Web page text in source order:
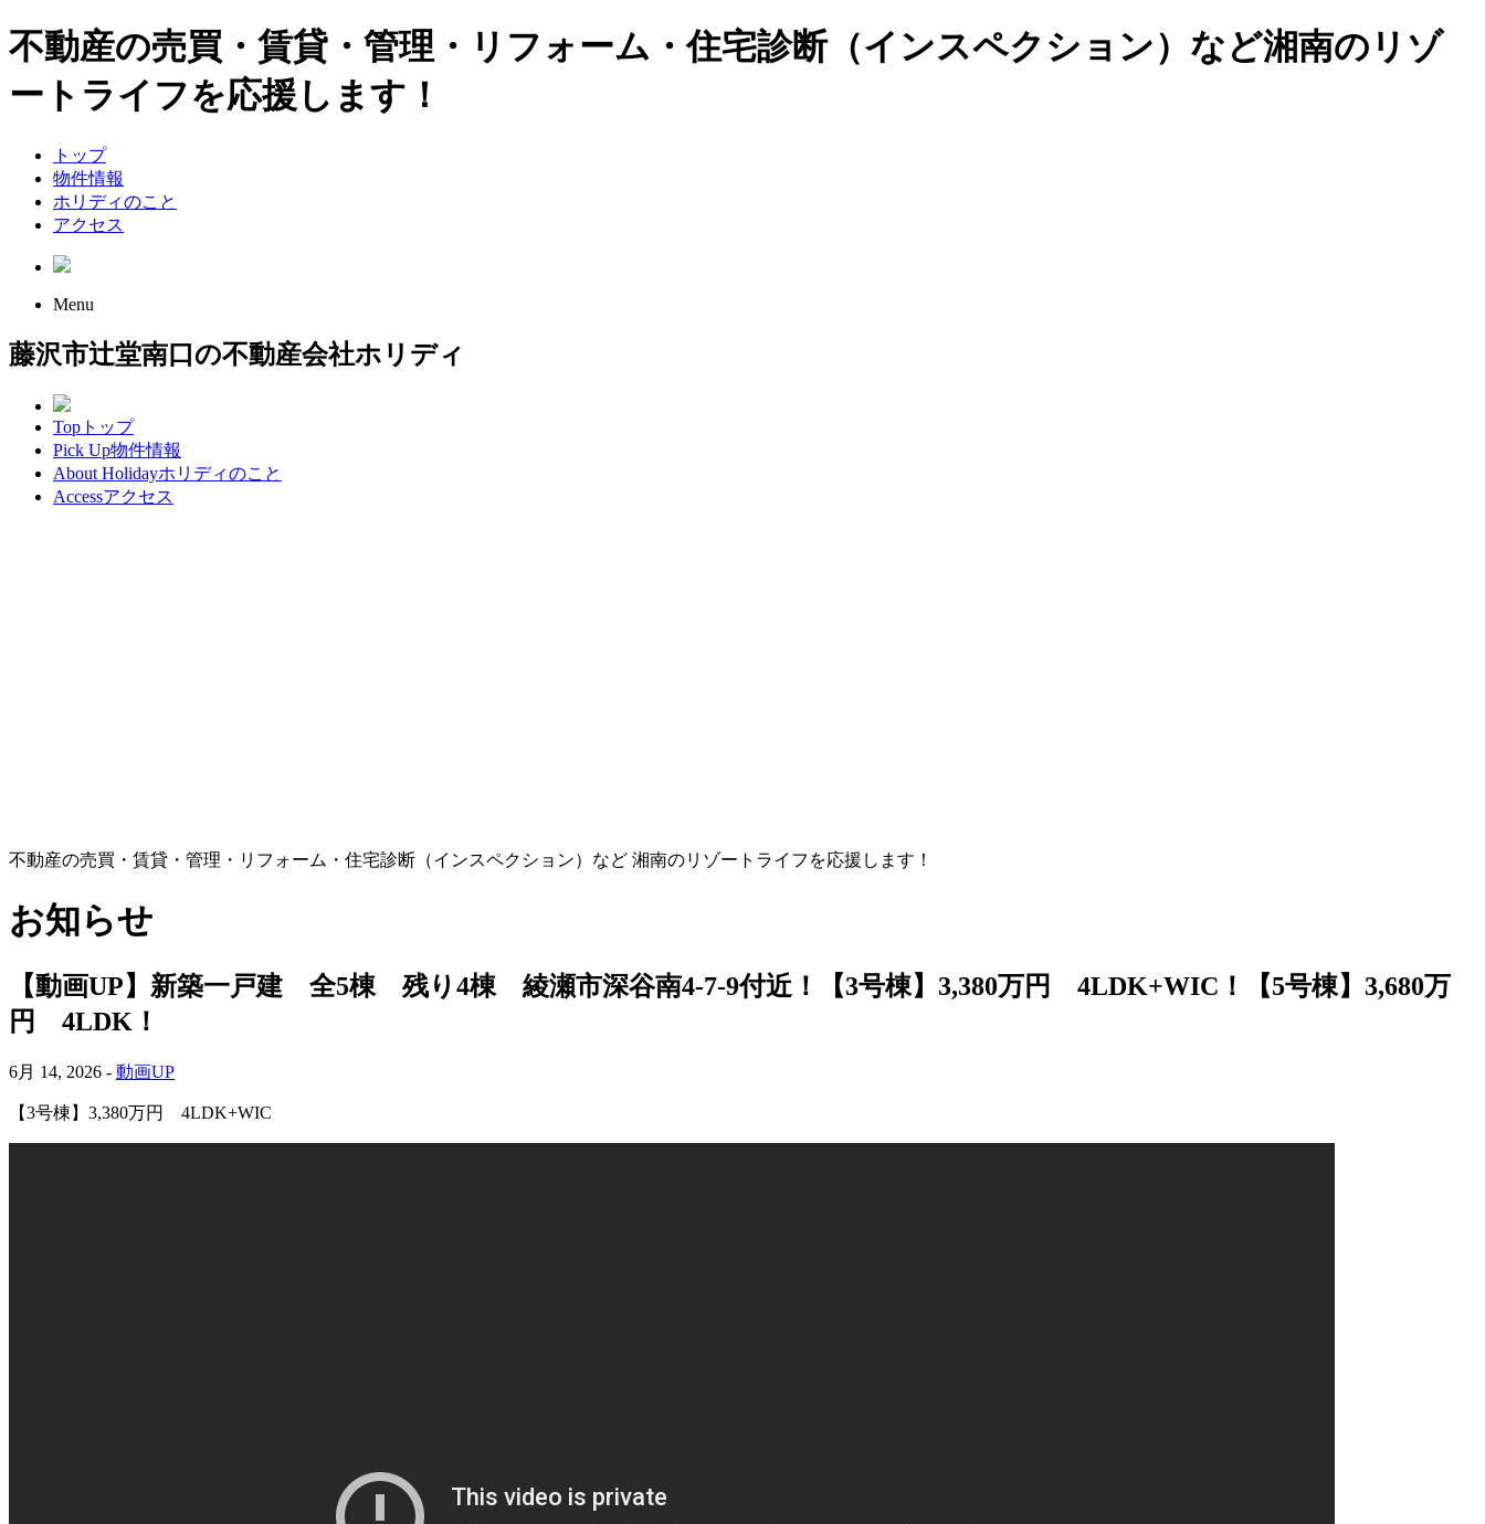
不動産の売買・賃貸・管理・リフォーム・住宅診断（インスペクション）など湘南のリゾ
ートライフを応援します！
トップ
物件情報
ホリディのこと
アクセス
Menu
藤沢市辻堂南口の不動産会社ホリディ
Top トップ
Pick Up物件情報
About Holidayホリディのこと
Accessアクセス
不動産の売買・賃貸・管理・リフォーム・住宅診断（インスペクション）など 湘南のリゾートライフを応援します！
お知らせ
【動画UP】新築一戸建 全5棟 残り4棟 綾瀬市深谷南4-7-9付近！【3号棟】3,380万円 4LDK+WIC！【5号棟】3,680万
円 4LDK！
6月 14, 2026 - 動画UP
【3号棟】3,380万円 4LDK+WIC